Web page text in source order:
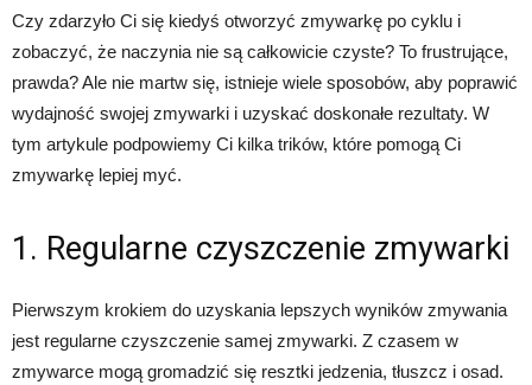
Czy zdarzyło Ci się kiedyś otworzyć zmywarkę po cyklu i
zobaczyć, że naczynia nie są całkowicie czyste? To frustrujące,
prawda? Ale nie martw się, istnieje wiele sposobów, aby poprawić
wydajność swojej zmywarki i uzyskać doskonałe rezultaty. W
tym artykule podpowiemy Ci kilka trików, które pomogą Ci
zmywarkę lepiej myć.
1. Regularne czyszczenie zmywarki
Pierwszym krokiem do uzyskania lepszych wyników zmywania
jest regularne czyszczenie samej zmywarki. Z czasem w
zmywarce mogą gromadzić się resztki jedzenia, tłuszcz i osad.